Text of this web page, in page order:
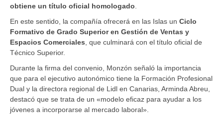
obtiene un título oficial homologado
En este sentido, la compañía ofrecerá en las Islas un Ciclo
Formativo de Grado Superior en Gestión de Ventas y
Espacios Comerciales , que culminará con el título oficial de
Técnico Superior.
Durante la firma del convenio, Monzón señaló la importancia
que para el ejecutivo autonómico tiene la Formación Profesional
Dual y la directora regional de Lidl en Canarias, Arminda Abreu,
destacó que se trata de un «modelo eficaz para ayudar a los
jóvenes a incorporarse al mercado laboral».